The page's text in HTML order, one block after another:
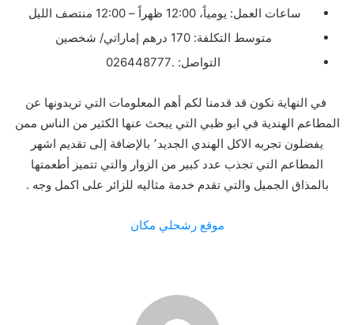
ساعات العمل: يومياً، 12:00 ظهراً – 12:00 منتصف الليل
متوسط التكلفة:170 درهم إماراتي/ شخصين
التواصل: .026448777
في النهاية نكون قد قدمنا لكم أهم المعلومات التي تريدونها عن
المطاعم الهندية في ابو ظبي التي يبحث عنها الكثير من الناس ممن
يفضلون تجربه الاكل الهندي الجديد٬ بالإضافة إلى تقديم اشهر
المطاعم التي تجذب عدد كبير من الزوار والتي تتميز أطعمتها
بالمذاق الجميل والتي تقدم خدمة مثاليه للزائر على اكمل وجه .
موقع رشحلي مكان